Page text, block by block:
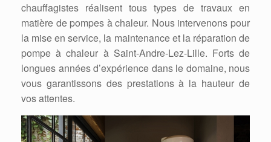
chauffagistes réalisent tous types de travaux en
matière de pompes à chaleur. Nous intervenons pour
la mise en service, la maintenance et la réparation de
pompe à chaleur à Saint-Andre-Lez-Lille. Forts de
longues années d’expérience dans le domaine, nous
vous garantissons des prestations à la hauteur de
vos attentes.